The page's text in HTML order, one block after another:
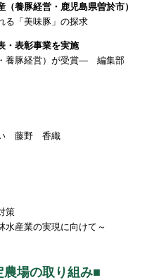
養豚経営・鹿児島県曽於市）
る「美味豚」の探求
・表彰事業を実施
養豚経営）が受賞― 編集部
い 藤野 香織
策
水産業の実現に向けて～
場の取り組み■